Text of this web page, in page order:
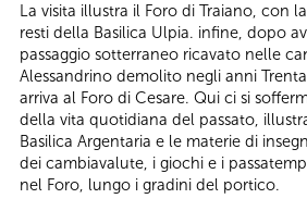
La visita illustra il Foro di Traiano, con
resti della Basilica Ulpia. infine, dopo
passaggio sotterraneo ricavato nelle
Alessandrino demolito negli anni
arriva al Foro di Cesare. Qui ci si
della vita quotidiana del passato,
Basilica Argentaria e le materie di
dei cambiavalute, i giochi e i
nel Foro, lungo i gradini del portico.